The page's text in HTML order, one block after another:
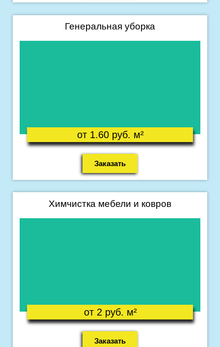
Генеральная уборка
от 1.60 руб. м²
Заказать
Химчистка мебели и ковров
от 2 руб. м²
Заказать